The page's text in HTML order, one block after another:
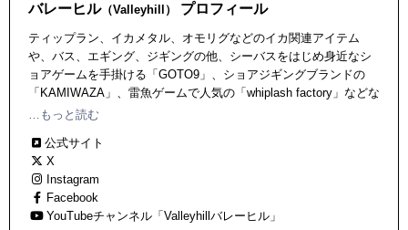
バレーヒル（Valleyhill） プロフィール
ティップラン、イカメタル、オモリグなどのイカ関連アイテム
や、バス、エギング、ジギングの他、シーバスをはじめ身近なシ
ョアゲームを手掛ける「GOTO9」、ショアジギングブランドの
「KAMIWAZA」、雷魚ゲームで人気の「whiplash factory」などな
ど、フレッシュウォーター、ソルトウォーター問わず幅広いアイ
…もっと読む
公式サイト
X
Instagram
Facebook
YouTubeチャンネル「Valleyhillバレーヒル」